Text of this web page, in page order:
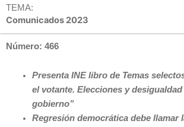
TEMA:
Comunicados 2023
Número: 466
Presenta INE libro de Temas
el votante. Elecciones y
gobierno”
Regresión democrática debe llamar